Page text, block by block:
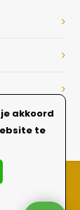
akkoord
te